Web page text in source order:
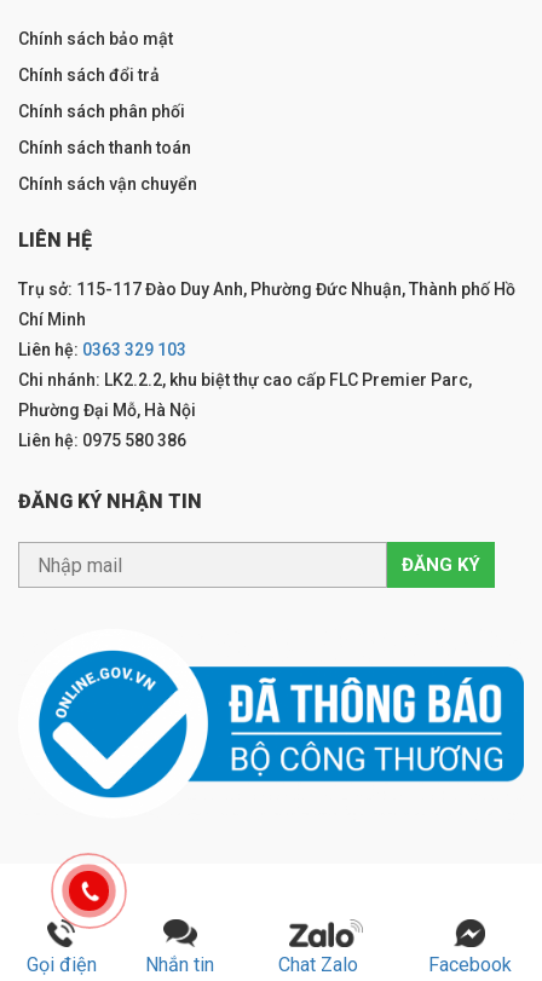
Chính sách bảo mật
Chính sách đổi trả
Chính sách phân phối
Chính sách thanh toán
Chính sách vận chuyển
LIÊN HỆ
Trụ sở: 115-117 Đào Duy Anh, Phường Đức Nhuận, Thành phố Hồ
Chí Minh
Liên hệ: 0363 329 103
Chi nhánh: LK2.2.2, khu biệt thự cao cấp FLC Premier Parc,
Phường Đại Mỗ, Hà Nội
Liên hệ: 0975 580 386
ĐĂNG KÝ NHẬN TIN
Gọi điện Nhắn tin Chat Zalo Facebook